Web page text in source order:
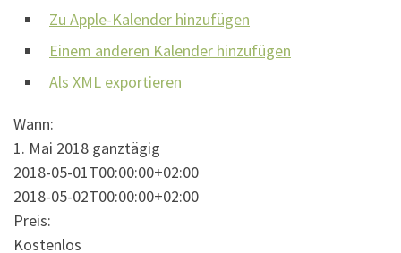
Zu Apple-Kalender hinzufügen
Einem anderen Kalender hinzufügen
Als XML exportieren
Wann:
1. Mai 2018 ganztägig
2018-05-01T00:00:00+02:00
2018-05-02T00:00:00+02:00
Preis:
Kostenlos